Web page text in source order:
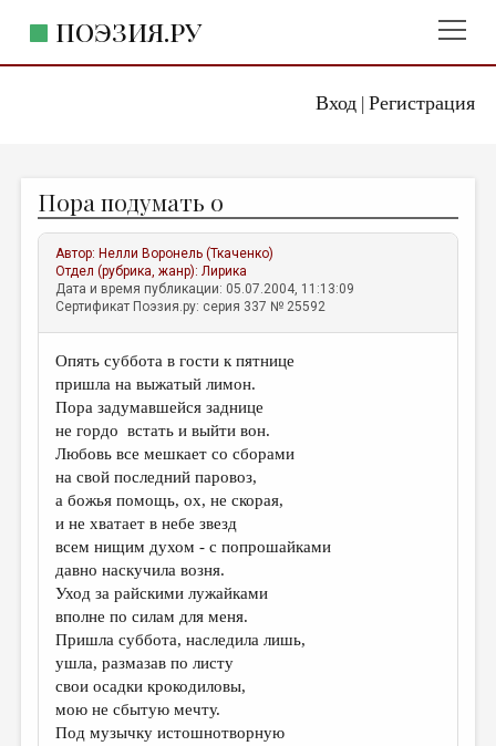
Вход| Регистрация
ПОЭЗИЯ.РУ
ЖАНРЫ
АВТОРЫ
КОММЕНТАРИИ
ЛИТСАЛОН
НОВОСТИ
ПРАВИЛА САЙТА
ОТДЕЛЫ И РУБРИКИ
ИЗБРАННОЕ
ДАЙДЖЕСТ
ПРОИЗВЕДЕНИЯ
ПЕРЕВОДЫ
КОНКУРСЫ
ДЕТСКАЯ КОМНАТА
КНИЖНАЯ ПОЛКА
Пора подумать о
Автор: Нелли Воронель (Ткаченко)
Отдел (рубрика, жанр):Лирика
Дата и время публикации: 05.07.2004, 11:13:09
Сертификат Поэзия.ру: серия 337 № 25592
Опять суббота в гости к пятнице
пришла на выжатый лимон.
Пора задумавшейся заднице
не гордо встать и выйти вон.
Любовь все мешкает со сборами
на свой последний паровоз,
а божья помощь, ох, не скорая,
и не хватает в небе звезд
всем нищим духом - с попрошайками
давно наскучила возня.
Уход за райскими лужайками
вполне по силам для меня.
Пришла суббота, наследила лишь,
ушла, размазав по листу
свои осадки крокодиловы,
мою не сбытую мечту.
Под музычку истошнотворную